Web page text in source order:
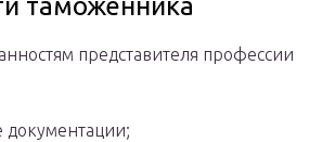
таможенника
представителя профессии